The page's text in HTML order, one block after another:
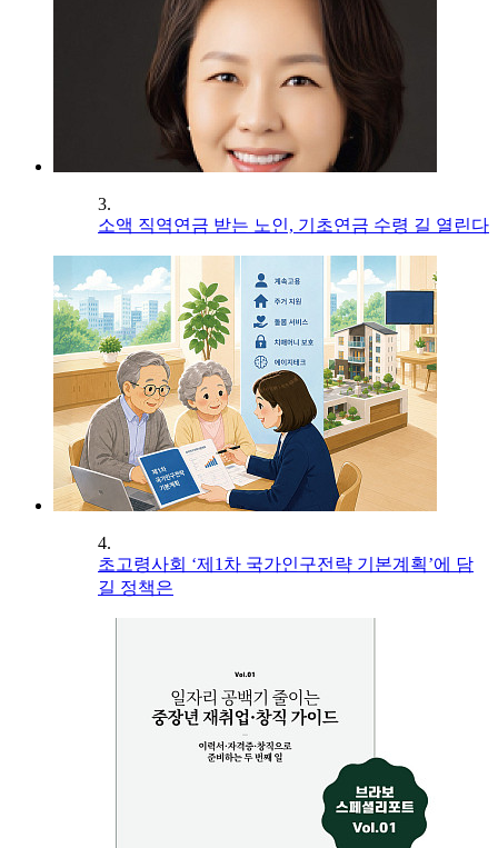
3.
소액 직역연금 받는 노인, 기초연금 수령 길 열린다
4.
초고령사회 ‘제1차 국가인구전략 기본계획’에 담
길 정책은